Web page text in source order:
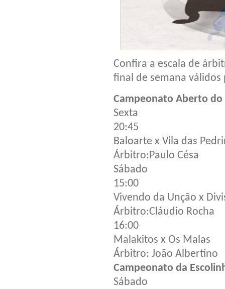
Confira a escala de
final de semana
Campeonato Aberto
Sexta
20:45
Baloarte x Vila das
Árbitro:Paulo Césa
Sábado
15:00
Vivendo da Unção x
Árbitro:Cláudio Rocha
16:00
Malakitos x Os Malas
Árbitro: João Albertino
Campeonato da
Sábado